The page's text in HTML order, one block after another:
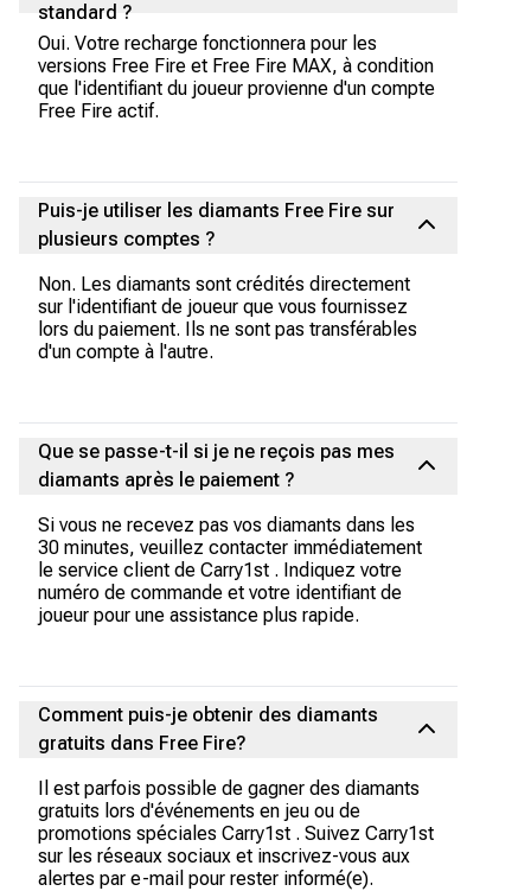
standard ?
Oui. Votre recharge fonctionnera pour les
versions Free Fire et Free Fire MAX, à condition
que l'identifiant du joueur provienne d'un compte
Free Fire actif.
Puis-je utiliser les diamants Free Fire sur
plusieurs comptes ?
Non. Les diamants sont crédités directement
sur l'identifiant de joueur que vous fournissez
lors du paiement. Ils ne sont pas transférables
d'un compte à l'autre.
Que se passe-t-il si je ne reçois pas mes
diamants après le paiement ?
Si vous ne recevez pas vos diamants dans les
30 minutes, veuillez contacter immédiatement
le service client de Carry1st . Indiquez votre
numéro de commande et votre identifiant de
joueur pour une assistance plus rapide.
Comment puis-je obtenir des diamants
gratuits dans Free Fire?
Il est parfois possible de gagner des diamants
gratuits lors d'événements en jeu ou de
promotions spéciales Carry1st . Suivez Carry1st
sur les réseaux sociaux et inscrivez-vous aux
alertes par e-mail pour rester informé(e).